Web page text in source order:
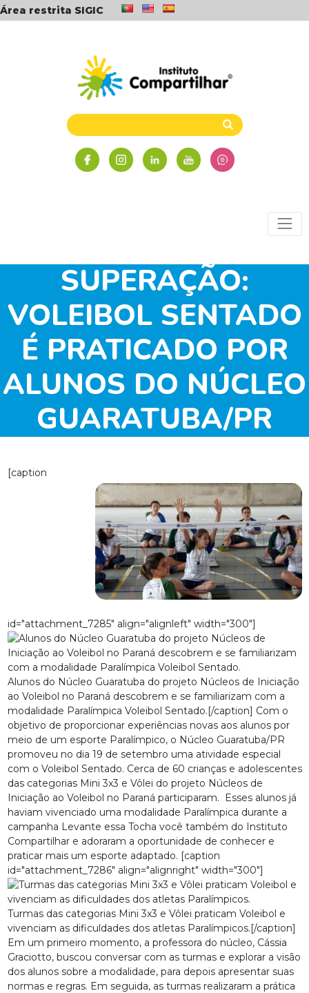
Área restrita SIGIC
SUPERAÇÃO:
VOLEIBOL SENTADO
É PRATICADO POR
ALUNOS DO NÚCLEO
GUARATUBA/PR
[caption
id="attachment_7285" align="alignleft" width="300"]
Alunos do Núcleo Guaratuba do projeto Núcleos de Iniciação
ao Voleibol no Paraná descobrem e se familiarizam com a
modalidade Paralímpica Voleibol Sentado.[/caption] Com o
objetivo de proporcionar experiências novas aos alunos por
meio de um esporte Paralímpico, o Núcleo Guaratuba/PR
promoveu no dia 19 de setembro uma atividade especial
com o Voleibol Sentado. Cerca de 60 crianças e adolescentes
das categorias Mini 3x3 e Vôlei do projeto Núcleos de
Iniciação ao Voleibol no Paraná participaram. Esses alunos já
haviam vivenciado uma modalidade Paralímpica durante a
campanha Levante essa Tocha você também do Instituto
Compartilhar e adoraram a oportunidade de conhecer e
praticar mais um esporte adaptado. [caption
id="attachment_7286" align="alignright" width="300"]
Turmas das categorias Mini 3x3 e Vôlei praticam Voleibol e
vivenciam as dificuldades dos atletas Paralímpicos.[/caption]
Em um primeiro momento, a professora do núcleo, Cássia
Graciotto, buscou conversar com as turmas e explorar a visão
dos alunos sobre a modalidade, para depois apresentar suas
normas e regras. Em seguida, as turmas realizaram a prática